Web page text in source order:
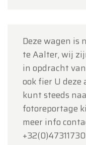
Deze wagen
te Aalter, wij
in opdracht
ook fier U deze
kunt steeds
fotoreportage
meer info